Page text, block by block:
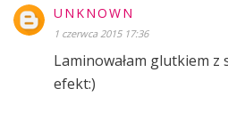
UNKNOWN
1 czerwca 2015 17:36
Laminowałam glutkiem
efekt:)